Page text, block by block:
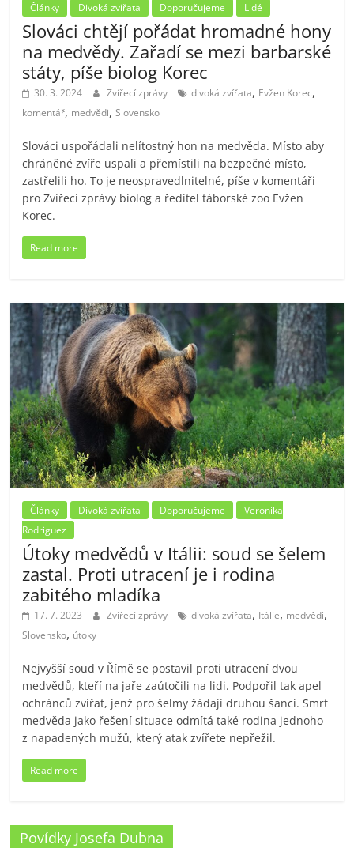
Články Divoká zvířata Doporučujeme Lidé
Slováci chtějí pořádat hromadné hony
na medvědy. Zařadí se mezi barbarské
státy, píše biolog Korec
30. 3. 2024 Zvířecí zprávy divoká zvířata, Evžen Korec,
komentář, medvědi,Slovensko
Slováci uspořádali nelítostný hon na medvěda. Místo aby
chráněné zvíře uspali a přemístili na bezpečné místo,
zastřelili ho. To je neospravedlnitelné, píše v komentáři
pro Zvířecí zprávy biolog a ředitel táborské zoo Evžen
Korec.
Read more
Články Divoká zvířata Doporučujeme
Veronika
Rodriguez
Útoky medvědů v Itálii: soud se šelem
zastal. Proti utracení je i rodina
zabitého mladíka
17. 7. 2023 Zvířecí zprávy divoká zvířata, Itálie, medvědi,
Slovensko, útoky
Nejvyšší soud v Římě se postavil proti utracení dvou
medvědů, kteří na jaře zaútočili na lidi. Podpořil tak apel
ochránců zvířat, jenž pro šelmy žádají druhou šanci. Smrt
medvěda jako řešení situace odmítá také rodina jednoho
z napadených mužů, který atak zvířete nepřežil.
Read more
Povídky Josefa Dubna